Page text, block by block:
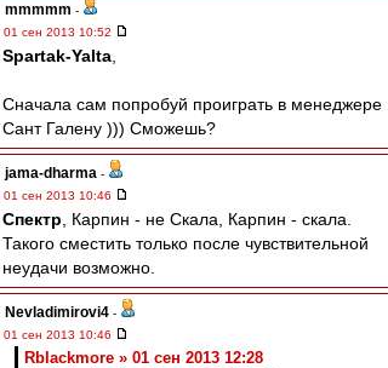
mmmmm -
01 сен 2013 10:52
Spartak-Yalta
Сначала сам попробуй проиграть в менеджере
Сант Галену ))) Сможешь?
jama-dharma -
01 сен 2013 10:46
Спектр , Карпин - не Скала, Карпин - скала.
Такого сместить только после чувствительной
неудачи возможно.
Nevladimirovi4 -
01 сен 2013 10:46
Rblackmore » 01 сен 2013 12:28